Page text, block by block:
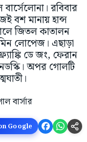
রবিবার
বশ মানায় হান্স
জিতল কাতালন
লোপেজ। এছাড়া
ডে জং, ফেরান
অপর গোলটি
Google